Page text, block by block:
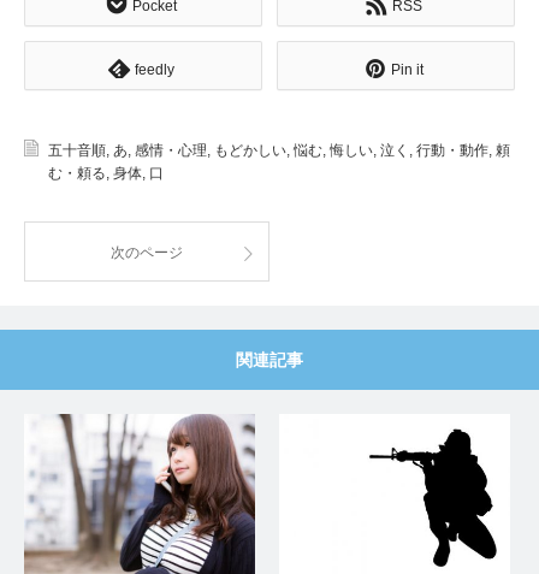
Pocket RSS
feedly Pin it
五十音順, あ, 感情・心理, もどかしい,悩む, 悔しい, 泣く , 行動・動作, 頼
む・頼る, 身体, 口
次のページ
関連記事